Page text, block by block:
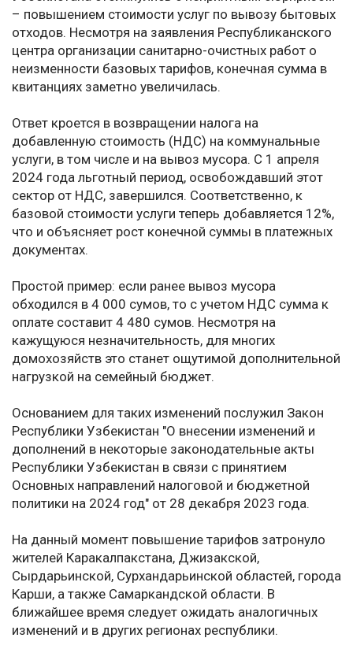
– повышением стоимости услуг по вывозу бытовых
отходов. Несмотря на заявления Республиканского
центра организации санитарно-очистных работ о
неизменности базовых тарифов, конечная сумма в
квитанциях заметно увеличилась.
Ответ кроется в возвращении налога на
добавленную стоимость (НДС) на коммунальные
услуги, в том числе и на вывоз мусора. С 1 апреля
2024 года льготный период, освобождавший этот
сектор от НДС, завершился. Соответственно, к
базовой стоимости услуги теперь добавляется 12%,
что и объясняет рост конечной суммы в платежных
документах.
Простой пример: если ранее вывоз мусора
обходился в 4 000 сумов, то с учетом НДС сумма к
оплате составит 4 480 сумов. Несмотря на
кажущуюся незначительность, для многих
домохозяйств это станет ощутимой дополнительной
нагрузкой на семейный бюджет.
Основанием для таких изменений послужил Закон
Республики Узбекистан "О внесении изменений и
дополнений в некоторые законодательные акты
Республики Узбекистан в связи с принятием
Основных направлений налоговой и бюджетной
политики на 2024 год" от 28 декабря 2023 года.
На данный момент повышение тарифов затронуло
жителей Каракалпакстана, Джизакской,
Сырдарьинской, Сурхандарьинской областей, города
Карши, а также Самаркандской области. В
ближайшее время следует ожидать аналогичных
изменений и в других регионах республики.